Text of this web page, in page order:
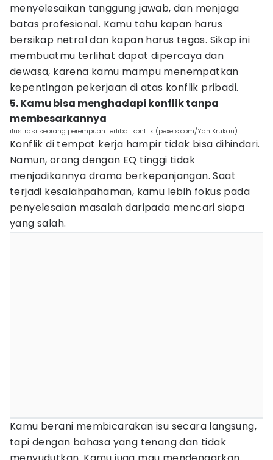
menyelesaikan tanggung jawab, dan menjaga
batas profesional. Kamu tahu kapan harus
bersikap netral dan kapan harus tegas. Sikap ini
membuatmu terlihat dapat dipercaya dan
dewasa, karena kamu mampu menempatkan
kepentingan pekerjaan di atas konflik pribadi.
5. Kamu bisa menghadapi konflik tanpa
membesarkannya
ilustrasi seorang perempuan terlibat konflik (pexels.com/Yan Krukau)
Konflik di tempat kerja hampir tidak bisa dihindari.
Namun, orang dengan EQ tinggi tidak
menjadikannya drama berkepanjangan. Saat
terjadi kesalahpahaman, kamu lebih fokus pada
penyelesaian masalah daripada mencari siapa
yang salah.
Kamu berani membicarakan isu secara langsung,
tapi dengan bahasa yang tenang dan tidak